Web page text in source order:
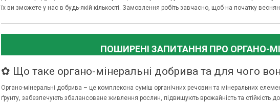
їх ви зможете у нас в будь-якій кількості. Замовлення робіть завчасно, щоб на початку
ПОШИРЕНІ ЗАПИТАННЯ ПРО ОРГАНО-
✿ Що таке органо-мінеральні добрива та для чого
Органо-мінеральні добрива – це комплексна суміш органічних речовин та мінеральних
ґрунту, забезпечують збалансоване живлення рослин, підвищують врожайність та стійкість